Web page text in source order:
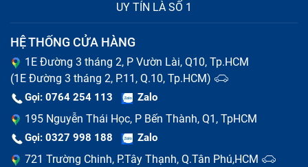
UY TÍN LÀ SỐ 1
HỆ THỐNG CỬA HÀNG
1E Đường 3 tháng 2, P Vườn Lài, Q10, Tp.HCM
(1E Đường 3 tháng 2, P.11, Q.10, Tp.HCM)
Gọi: 0764 254 113 Zalo
195 Nguyễn Thái Học, P Bến Thành, Q1, TpHCM
Gọi: 0327 998 188 Zalo
721 Trường Chinh, P.Tây Thạnh, Q.Tân Phú,HCM